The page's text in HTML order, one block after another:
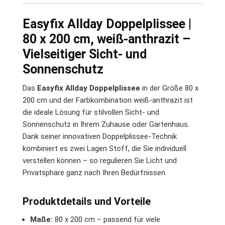
Easyfix Allday Doppelplissee |
80 x 200 cm, weiß-anthrazit –
Vielseitiger Sicht- und
Sonnenschutz
Das Easyfix Allday Doppelplissee in der Größe 80 x
200 cm und der Farbkombination weiß-anthrazit ist
die ideale Lösung für stilvollen Sicht- und
Sonnenschutz in Ihrem Zuhause oder Gartenhaus.
Dank seiner innovativen Doppelplissee-Technik
kombiniert es zwei Lagen Stoff, die Sie individuell
verstellen können – so regulieren Sie Licht und
Privatsphäre ganz nach Ihren Bedürfnissen.
Produktdetails und Vorteile
Maße: 80 x 200 cm – passend für viele